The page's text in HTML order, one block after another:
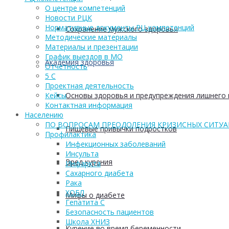
Сохранение мужского здоровья
Академия здоровья
Основы здоровья и предупреждения лишнего
Пищевые привычки подростков
Вред курения
Мифы о диабете
О центре компетенций
Новости РЦК
Нормативные документы РЦ компетенций
Методические материалы
Материалы и презентации
График выездов в МО
Отчетность
5 С
Проектная деятельность
Кейсы
Контактная информация
Населению
ПО ВОПРОСАМ ПРЕОДОЛЕНИЯ КРИЗИСНЫХ
Профилактика
Инфекционных заболеваний
Инсульта
Инфаркта
Сахарного диабета
Рака
ХОБЛ
Гепатита С
Безопасность пациентов
Школа ХНИЗ